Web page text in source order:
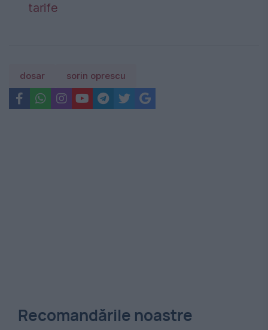
tarife
dosar sorin oprescu
Recomandările noastre